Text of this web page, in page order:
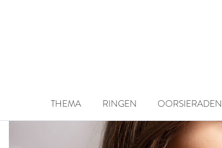
THEMA RINGEN OORSIERADEN